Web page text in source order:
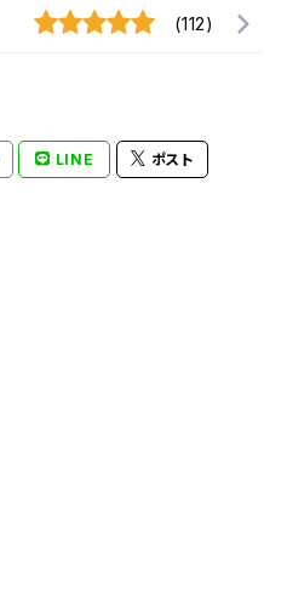
(112)
LINE ポスト